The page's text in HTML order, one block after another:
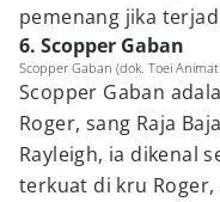
pemenang jika
6. Scopper Gaban
Scopper Gaban (dok. Toei
Scopper Gaban
Roger, sang Raja
Rayleigh, ia dikenal
terkuat di kru